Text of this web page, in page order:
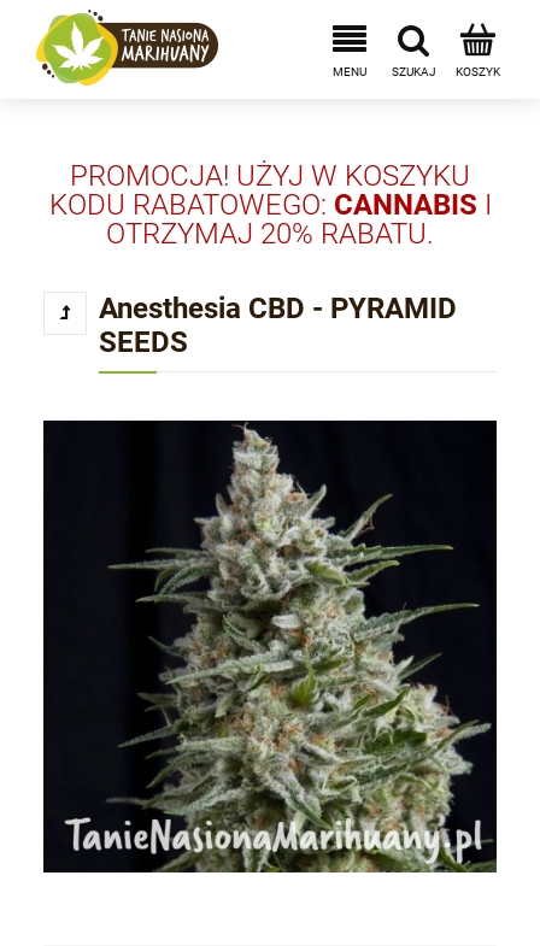
PROMOCJA! UŻYJ W KOSZYKU
KODU RABATOWEGO: CANNABIS I
OTRZYMAJ 20% RABATU.
Anesthesia CBD - PYRAMID
SEEDS